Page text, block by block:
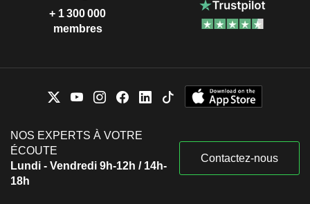
+ 1 300 000
membres
NOS EXPERTS À VOTRE
ÉCOUTE
Lundi - Vendredi 9h-12h / 14h-
18h
Contactez-nous